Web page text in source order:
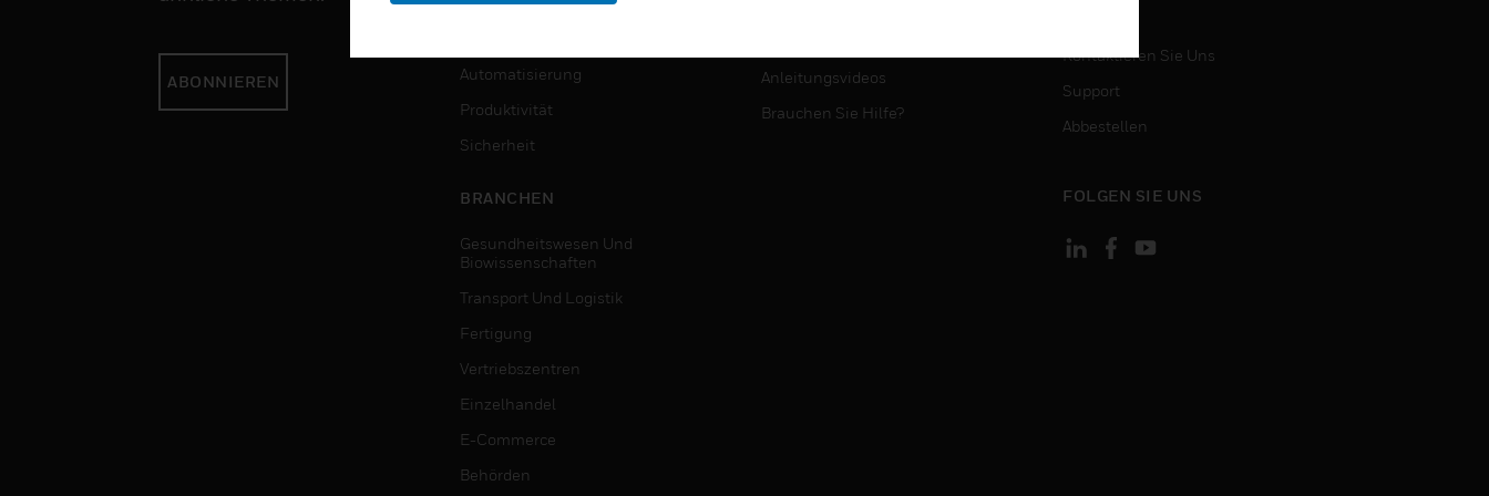
ABONNIEREN
Automatisierung
Produktivität
Sicherheit
BRANCHEN
Gesundheitswesen Und
Biowissenschaften
Transport Und Logistik
Fertigung
Vertriebszentren
Einzelhandel
E-Commerce
Behörden
Anleitungsvideos
Brauchen Sie Hilfe?
Kontaktieren Sie Uns
Support
Abbestellen
FOLGEN SIE UNS